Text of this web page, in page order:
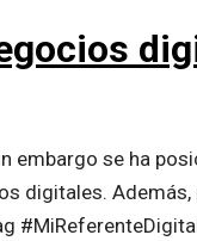
embargo se ha
digitales.